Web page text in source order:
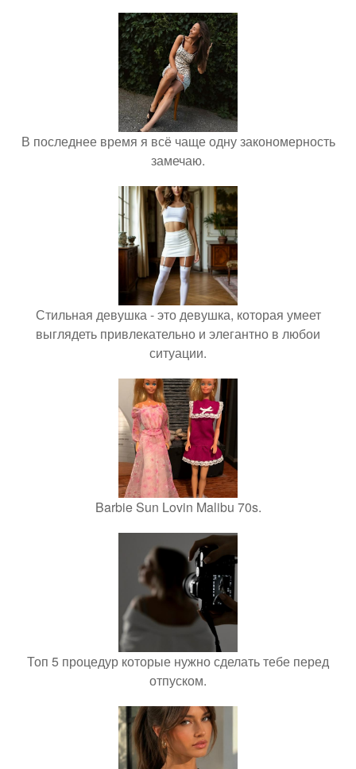
В последнее время я всё чаще одну закономерность
замечаю.
Стильная девушка - это девушка, которая умеет
выглядеть привлекательно и элегантно в любои
ситуации.
Barbie Sun Lovin Malibu 70s.
Топ 5 процедур которые нужно сделать тебе перед
отпуском.